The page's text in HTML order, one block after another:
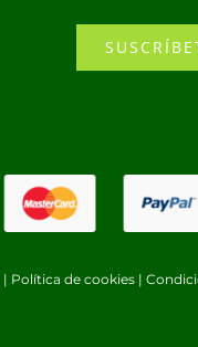
| Política de cookies |